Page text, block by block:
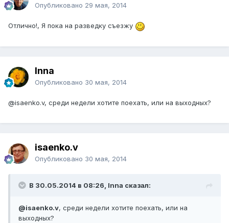
Опубликовано 29 мая, 2014
Отлично!, Я пока на разведку съезжу
Inna
Опубликовано 30 мая, 2014
@isaenko.v, среди недели хотите поехать, или на выходных?
isaenko.v
Опубликовано 30 мая, 2014
В 30.05.2014 в 08:26, Inna сказал:
@isaenko.v, среди недели хотите поехать, или на
выходных?